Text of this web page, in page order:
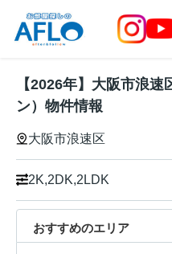
【2026年】大阪市浪
ン）物件情報
大阪市浪速区
2K,2DK,2LDK
おすすめのエリア